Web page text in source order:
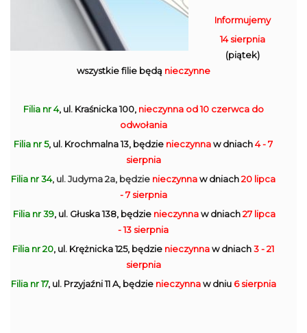
Informujemy
14 sierpnia
(piątek)
wszystkie filie będą nieczynne
Filia nr 4, ul. Kraśnicka 100, nieczynna od 10 czerwca do
odwołania
Filia nr 5, ul. Krochmalna 13, będzie nieczynnaw dniach4 - 7
sierpnia
Filia nr 34, ul. Judyma 2a, będzie nieczynnaw dniach20 lipca
- 7 sierpnia
Filia nr 39, ul. Głuska 138, będzie nieczynnaw dniach27 lipca
- 13 sierpnia
Filia nr 20, ul. Krężnicka 125, będzie nieczynnaw dniach3 - 21
sierpnia
Filia nr 17, ul. Przyjaźni 11 A, będzie nieczynnaw dniu 6 sierpnia